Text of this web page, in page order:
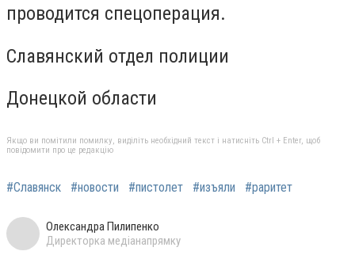
проводится спецоперация.
Славянский отдел полиции
Донецкой области
Якщо ви помітили помилку, виділіть необхідний текст і натисніть Ctrl + Enter, щоб
повідомити про це редакцію
#Славянск #новости #пистолет #изъяли #раритет
Олександра Пилипенко
Директорка медіанапрямку